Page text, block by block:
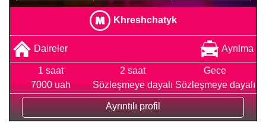
Khreshchatyk
Daireler Ayrılma
1 saat
7000 uah
2 saat
Sözleşmeye dayalı
Gece
Sözleşmeye dayalı
Ayrıntılı profil